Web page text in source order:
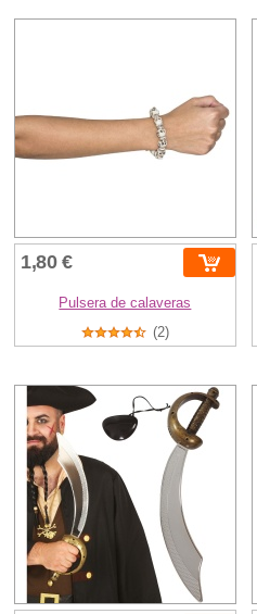
1,80 €
Pulsera de calaveras
(2)